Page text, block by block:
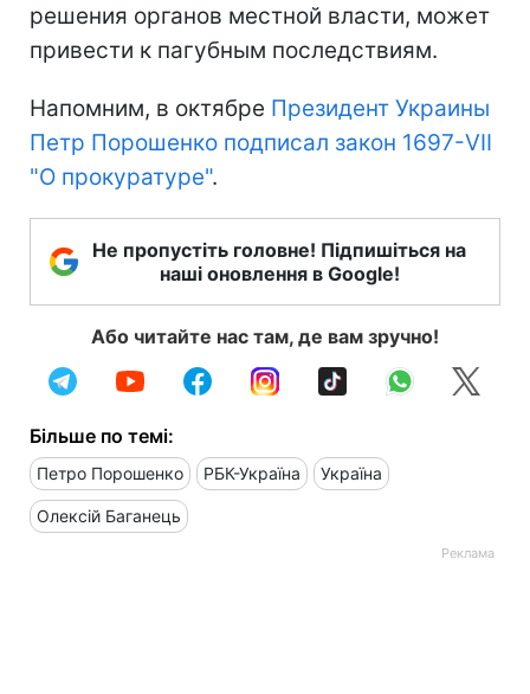
решения органов местной власти, может
привести к пагубным последствиям.
Напомним, в октябре Президент Украины
Петр Порошенко подписал закон 1697-VII
"О прокуратуре".
Не пропустіть головне! Підпишіться на
наші оновлення в Google!
Або читайте нас там, де вам зручно!
Більше по темі:
Петро Порошенко РБК-Україна Україна
Олексій Баганець